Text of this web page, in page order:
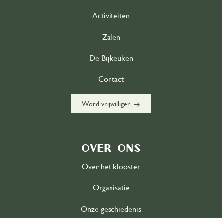
Activiteiten
Zalen
De Bijkeuken
Contact
Word vrijwilliger east
Over ons
Over het klooster
Organisatie
Onze geschiedenis